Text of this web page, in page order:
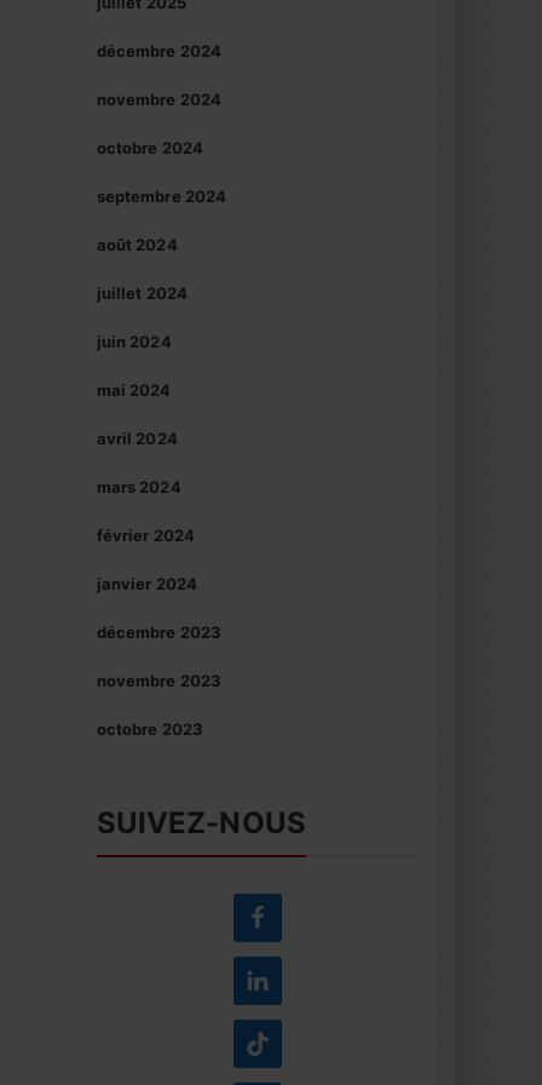
décembre 2024
novembre 2024
octobre 2024
septembre 2024
août 2024
juillet 2024
juin 2024
mai 2024
avril 2024
mars 2024
février 2024
janvier 2024
décembre 2023
novembre 2023
octobre 2023
SUIVEZ-NOUS